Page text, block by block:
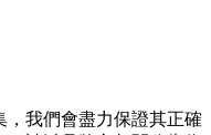
我們會盡力保證其正確